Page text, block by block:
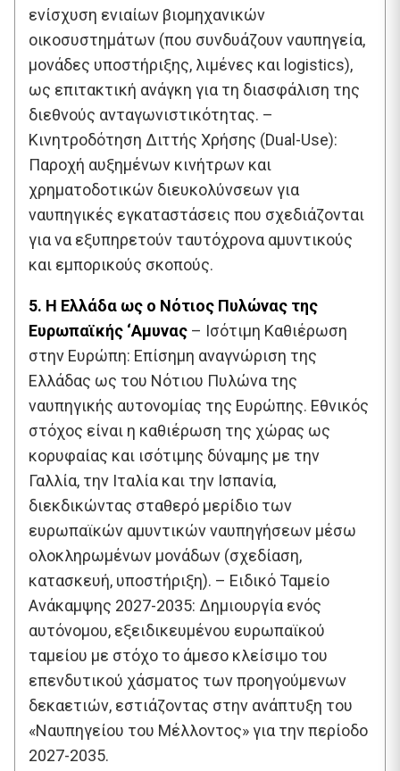
ενίσχυση ενιαίων βιομηχανικών
οικοσυστημάτων (που συνδυάζουν ναυπηγεία,
μονάδες υποστήριξης, λιμένες και logistics),
ως επιτακτική ανάγκη για τη διασφάλιση της
διεθνούς ανταγωνιστικότητας. –
Κινητροδότηση Διττής Χρήσης (Dual-Use):
Παροχή αυξημένων κινήτρων και
χρηματοδοτικών διευκολύνσεων για
ναυπηγικές εγκαταστάσεις που σχεδιάζονται
για να εξυπηρετούν ταυτόχρονα αμυντικούς
και εμπορικούς σκοπούς.
5. Η Ελλάδα ως ο Νότιος Πυλώνας της
Ευρωπαϊκής ‘Αμυνας – Ισότιμη Καθιέρωση
στην Ευρώπη: Επίσημη αναγνώριση της
Ελλάδας ως του Νότιου Πυλώνα της
ναυπηγικής αυτονομίας της Ευρώπης. Εθνικός
στόχος είναι η καθιέρωση της χώρας ως
κορυφαίας και ισότιμης δύναμης με την
Γαλλία, την Ιταλία και την Ισπανία,
διεκδικώντας σταθερό μερίδιο των
ευρωπαϊκών αμυντικών ναυπηγήσεων μέσω
ολοκληρωμένων μονάδων (σχεδίαση,
κατασκευή, υποστήριξη). – Ειδικό Ταμείο
Ανάκαμψης 2027-2035: Δημιουργία ενός
αυτόνομου, εξειδικευμένου ευρωπαϊκού
ταμείου με στόχο το άμεσο κλείσιμο του
επενδυτικού χάσματος των προηγούμενων
δεκαετιών, εστιάζοντας στην ανάπτυξη του
«Ναυπηγείου του Μέλλοντος» για την περίοδο
2027-2035.